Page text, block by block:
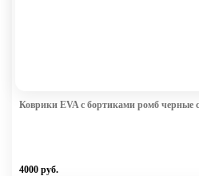
Коврики EVA с бортиками ромб черные
4000 руб.